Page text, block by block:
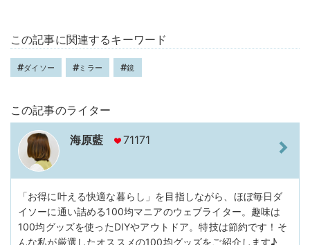
この記事に関連するキーワード
ダイソー ミラー 鏡
この記事のライター
海原藍 71171
「お得に叶える快適な暮らし」を目指しながら、ほぼ毎日ダ
イソーに通い詰める100均マニアのウェブライター。趣味は
100均グッズを使ったDIYやアウトドア。特技は節約です！そ
んな私が厳選したオススメの100均グッズをご紹介します♪